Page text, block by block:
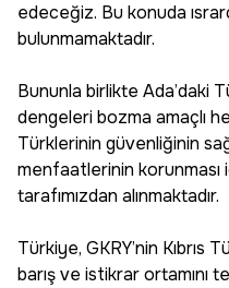
edeceğiz. Bu konuda
bulunmamaktadır.
Bununla birlikte Ada’daki
dengeleri bozma amaçlı
Türklerinin güvenliğinin
menfaatlerinin
tarafımızdan alınmaktadır.
Türkiye, GKRY’nin Kıbrıs
barış ve istikrar ortamını